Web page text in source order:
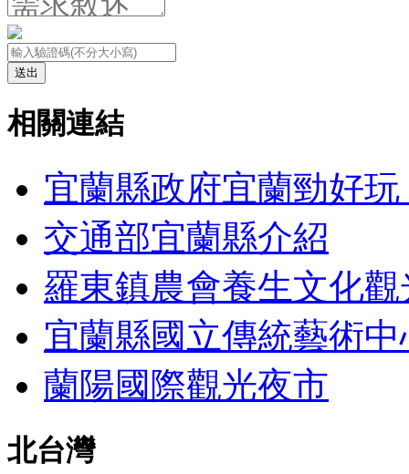
送出
相關連結
宜蘭縣政府宜蘭勁好
交通部宜蘭縣介紹
羅東鎮農會養生文化
宜蘭縣國立傳統藝術中
蘭陽國際觀光夜市
北台灣